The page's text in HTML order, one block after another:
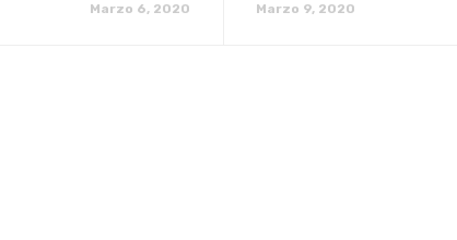
Marzo 6, 2020 Marzo 9, 2020